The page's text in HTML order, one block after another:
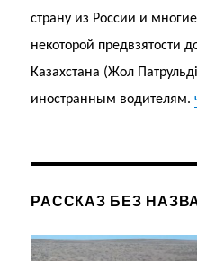
страну из России и
некоторой предвзятости
Казахстана (Жол
иностранным водителям.
РАССКАЗ БЕЗ